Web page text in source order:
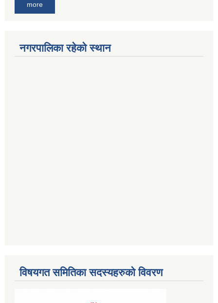
more
नगरपालिका रहेको स्थान
विषयगत समितिका सदस्यहरुको विवरण